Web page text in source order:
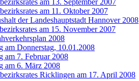
am 11. Oktober 2007
der Landeshauptstadt Hannover 2008
am 15. November 2007
2008
am Donnerstag, 10.01.2008
am 7. Februar 2008
am 6. März 2008
Ricklingen am 17. April 2008